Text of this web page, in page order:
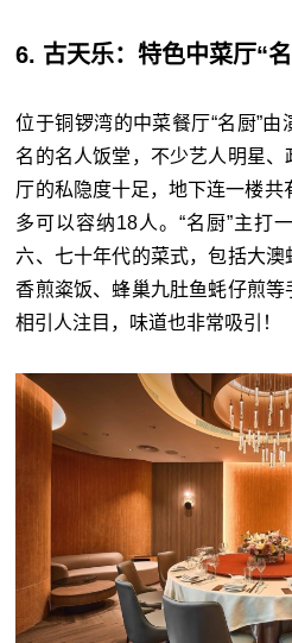
6. 古天乐：特色中菜厅“
位于铜锣湾的中菜餐厅“名厨”
名的名人饭堂，不少艺人明星
厅的私隐度十足，地下连一楼
多可以容纳18人。“名厨”主打
六、七十年代的菜式，包括大澳
香煎粢饭、蜂巢九肚鱼蚝仔煎
相引人注目，味道也非常吸引！